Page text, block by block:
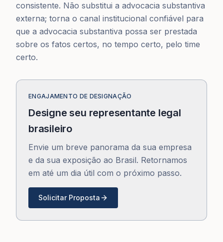
consistente. Não substitui a advocacia substantiva
externa; torna o canal institucional confiável para
que a advocacia substantiva possa ser prestada
sobre os fatos certos, no tempo certo, pelo time
certo.
ENGAJAMENTO DE DESIGNAÇÃO
Designe seu representante legal
brasileiro
Envie um breve panorama da sua empresa
e da sua exposição ao Brasil. Retornamos
em até um dia útil com o próximo passo.
Solicitar Proposta